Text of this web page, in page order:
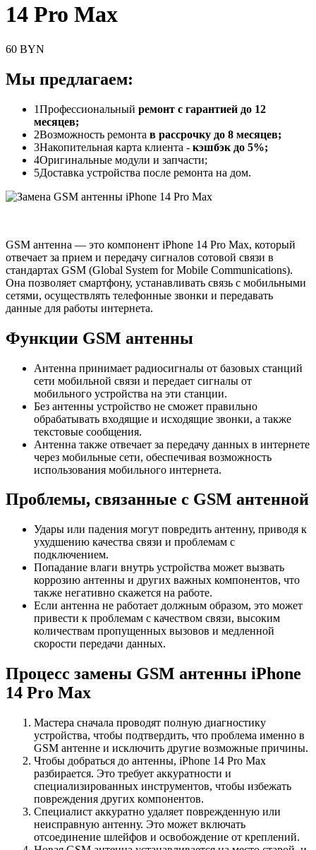
14 Pro Max
60 BYN
Мы предлагаем:
1Профессиональный ремонт с гарантией до 12
месяцев;
2Возможность ремонта в рассрочку до 8 месяцев;
3Накопительная карта клиента - кэшбэк до 5%;
4Оригинальные модули и запчасти;
5Доставка устройства после ремонта на дом.
GSM антенна — это компонент iPhone 14 Pro Max, который
отвечает за прием и передачу сигналов сотовой связи в
стандартах GSM (Global System for Mobile Communications).
Она позволяет смартфону, устанавливать связь с мобильными
сетями, осуществлять телефонные звонки и передавать
данные для работы интернета.
Функции GSM антенны
Антенна принимает радиосигналы от базовых станций
сети мобильной связи и передает сигналы от
мобильного устройства на эти станции.
Без антенны устройство не сможет правильно
обрабатывать входящие и исходящие звонки, а также
текстовые сообщения.
Антенна также отвечает за передачу данных в интернете
через мобильные сети, обеспечивая возможность
использования мобильного интернета.
Проблемы, связанные с GSM антенной
Удары или падения могут повредить антенну, приводя к
ухудшению качества связи и проблемам с
подключением.
Попадание влаги внутрь устройства может вызвать
коррозию антенны и других важных компонентов, что
также негативно скажется на работе.
Если антенна не работает должным образом, это может
привести к проблемам с качеством связи, высоким
количествам пропущенных вызовов и медленной
скорости передачи данных.
Процесс замены GSM антенны iPhone
14 Pro Max
Мастера сначала проводят полную диагностику
устройства, чтобы подтвердить, что проблема именно в
GSM антенне и исключить другие возможные причины.
Чтобы добраться до антенны, iPhone 14 Pro Max
разбирается. Это требует аккуратности и
специализированных инструментов, чтобы избежать
повреждения других компонентов.
Специалист аккуратно удаляет поврежденную или
неисправную антенну. Это может включать
отсоединение шлейфов и освобождение от креплений.